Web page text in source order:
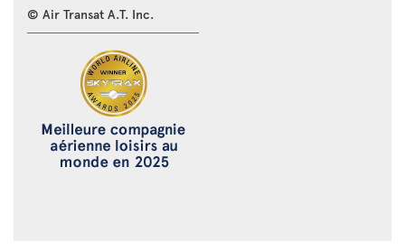
© Air Transat A.T. Inc.